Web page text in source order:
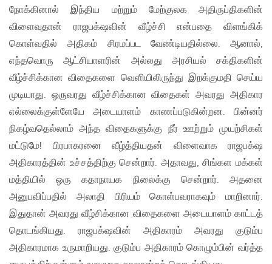
நோக்கினால் இந்திய மற்றும் மேற்குலக அதிருப்திகளின்
விளைவுதான் ராஜபக்‌ஷவின் வீழ்ச்சி என்பதை விளங்கிக்
கொள்வதில் அதிகம் சிரமப்பட வேண்டியதில்லை. ஆனால்,
எந்தவொரு ஆட்சியாளரின் அல்லது அரசியல் சக்திகளின்
வீழ்ச்சிக்கான விதைகளை வெளியிலிருந்து இறக்குமதி செய்ய
முடியாது. ஒருவரது வீழ்ச்சிக்கான விதைகள் அவரது அதிகார
எல்லைக்குள்ளேயே அடையாளம் காணப்படுகின்றன. பின்னர்
நிகழ்வதெல்லாம் அந்த விதைகளுக்கு நீர் ஊற்றும் முயற்சிகள்
மட்டுமே! பிரபாகரனை வீழ்த்தியதன் விளைவாக ராஜபக்‌ஷ
அதிகாரத்தின் உச்சத்திற்கு சென்றார். அதாவது, சிங்கள மக்கள்
மத்தியில் ஒரு கதாநாயக நிலைக்கு சென்றார். அதனை
அனுபவிப்பதில் அலாதி பிரியம் கொள்பவராகவும் மாறினார்.
இதுதான் அவரது வீழ்சிக்கான விதைகளை அடையாளம் காட்டத்
தொடங்கியது. ராஜபக்‌ஷவின் அதிகாரம் அவரது குடும்ப
அதிகாரமாக உருமாறியது. குடும்ப அதிகாரம் கொழும்பின் வர்த்த